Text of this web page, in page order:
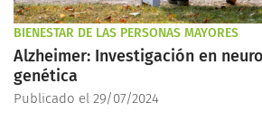
BIENESTAR DE LAS PERSONAS MAYORES
Alzheimer: Investigación en
genética
Publicado el 29/07/2024